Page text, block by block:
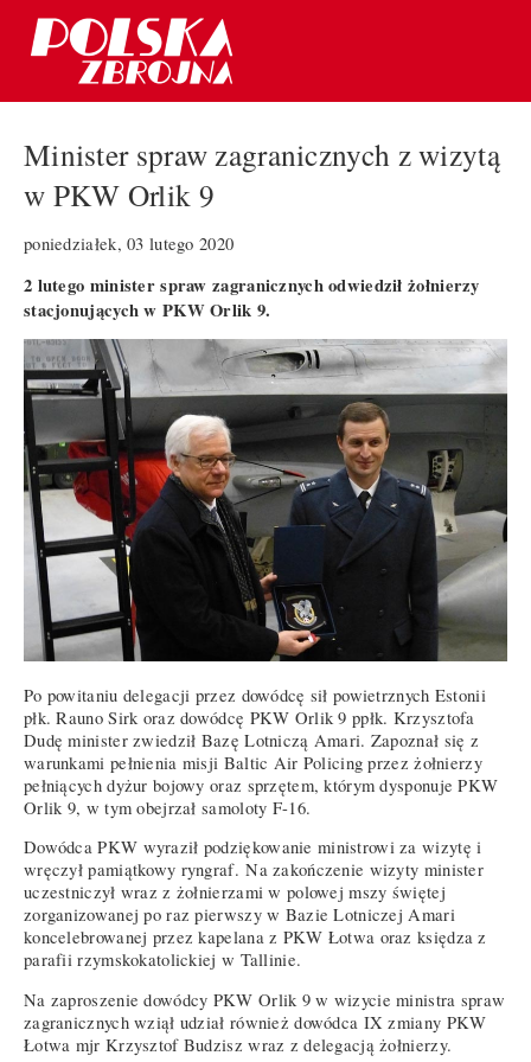
Minister spraw zagranicznych z wizytą
w PKW Orlik 9
poniedziałek, 03 lutego 2020
2 lutego minister spraw zagranicznych odwiedził żołnierzy
stacjonujących w PKW Orlik 9.
Po powitaniu delegacji przez dowódcę sił powietrznych Estonii
płk. Rauno Sirk oraz dowódcę PKW Orlik 9 ppłk. Krzysztofa
Dudę minister zwiedził Bazę Lotniczą Amari. Zapoznał się z
warunkami pełnienia misji Baltic Air Policing przez żołnierzy
pełniących dyżur bojowy oraz sprzętem, którym dysponuje PKW
Orlik 9, w tym obejrzał samoloty F-16.
Dowódca PKW wyraził podziękowanie ministrowi za wizytę i
wręczył pamiątkowy ryngraf. Na zakończenie wizyty minister
uczestniczył wraz z żołnierzami w polowej mszy świętej
zorganizowanej po raz pierwszy w Bazie Lotniczej Amari
koncelebrowanej przez kapelana z PKW Łotwa oraz księdza z
parafii rzymskokatolickiej w Tallinie.
Na zaproszenie dowódcy PKW Orlik 9 w wizycie ministra spraw
zagranicznych wziął udział również dowódca IX zmiany PKW
Łotwa mjr Krzysztof Budzisz wraz z delegacją żołnierzy.